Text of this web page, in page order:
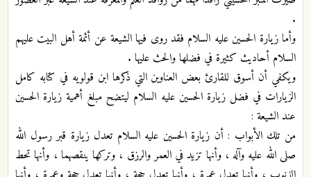
.
وأما زيارة الحسين عليه السلام فقد روى فيها الشيعة عن أئمة أهل البيت عليهم
السلام أحاديث كثيرة في فضلها والحث عليها .
ويكفي أن أسوق للقارئ بعض العناوين التي ذكرها ابن قولويه في كتابه كامل
الزيارات في فضل زيارة الحسين عليه السلام ليتضح مبلغ أهمية زيارة الحسين
عند الشيعة :
من تلك الأبواب : أن زيارة الحسين عليه السلام تعدل زيارة قبر رسول الله
صلى الله عليه وآله ، وأنها تزيد في العمر والرزق ، وتركها ينقصهما ، وأنها تحط